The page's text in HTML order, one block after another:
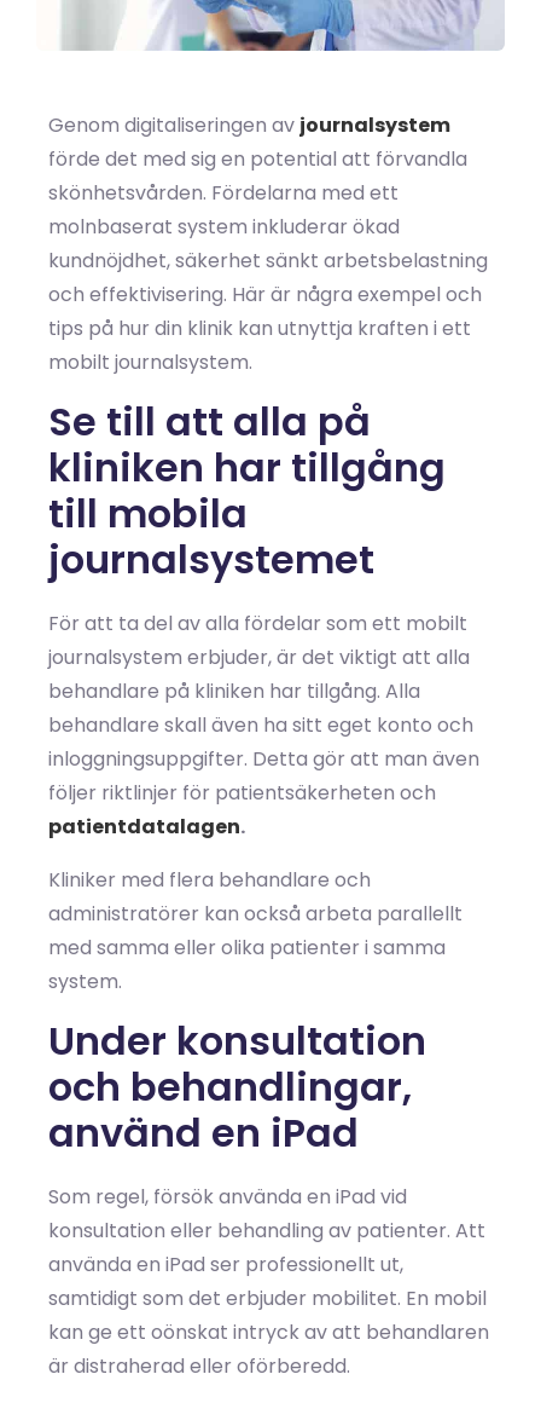
Genom digitaliseringen av journalsystem
förde det med sig en potential att förvandla
skönhetsvården. Fördelarna med ett
molnbaserat system inkluderar ökad
kundnöjdhet, säkerhet sänkt arbetsbelastning
och effektivisering. Här är några exempel och
tips på hur din klinik kan utnyttja kraften i ett
mobilt journalsystem.
Se till att alla på
kliniken har tillgång
till mobila
journalsystemet
För att ta del av alla fördelar som ett mobilt
journalsystem erbjuder, är det viktigt att alla
behandlare på kliniken har tillgång. Alla
behandlare skall även ha sitt eget konto och
inloggningsuppgifter. Detta gör att man även
följer riktlinjer för patientsäkerheten och
patientdatalagen.
Kliniker med flera behandlare och
administratörer kan också arbeta parallellt
med samma eller olika patienter i samma
system.
Under konsultation
och behandlingar,
använd en iPad
Som regel, försök använda en iPad vid
konsultation eller behandling av patienter. Att
använda en iPad ser professionellt ut,
samtidigt som det erbjuder mobilitet. En mobil
kan ge ett oönskat intryck av att behandlaren
är distraherad eller oförberedd.